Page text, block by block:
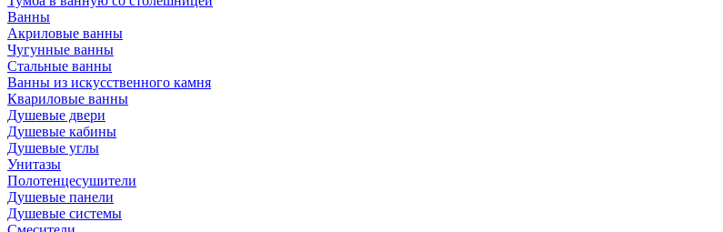
Ванны
Акриловые ванны
Чугунные ванны
Стальные ванны
Ванны из искусственного камня
Квариловые ванны
Душевые двери
Душевые кабины
Душевые углы
Унитазы
Полотенцесушители
Душевые панели
Душевые системы